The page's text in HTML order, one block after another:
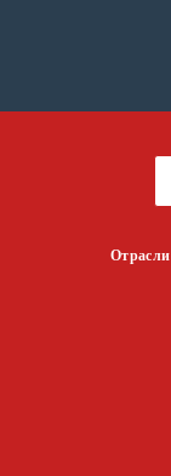
Отрасли